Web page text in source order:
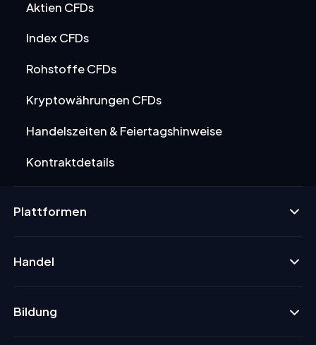
Aktien CFDs
Index CFDs
Rohstoffe CFDs
Kryptowährungen CFDs
Handelszeiten & Feiertagshinweise
Kontraktdetails
Plattformen
Handel
Bildung